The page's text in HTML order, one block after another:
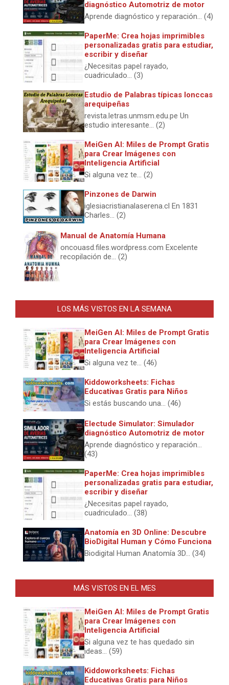
diagnóstico Automotriz de motor
Aprende diagnóstico y reparación... (4)
PaperMe: Crea hojas imprimibles
personalizadas gratis para estudiar,
escribir y diseñar
¿Necesitas papel rayado,
cuadriculado... (3)
Estudio de Palabras típicas lonccas
arequipeñas
revista.letras.unmsm.edu.pe Un
estudio interesante... (2)
MeiGen AI: Miles de Prompt Gratis
para Crear Imágenes con
Inteligencia Artificial
Si alguna vez te... (2)
Pinzones de Darwin
iglesiacristianalaserena.cl En 1831
Charles... (2)
Manual de Anatomía Humana
oncouasd.files.wordpress.com Excelente
recopilación de... (2)
LOS MÁS VISTOS EN LA SEMANA
MeiGen AI: Miles de Prompt Gratis
para Crear Imágenes con
Inteligencia Artificial
Si alguna vez te... (46)
Kiddoworksheets: Fichas
Educativas Gratis para Niños
Si estás buscando una... (46)
Electude Simulator: Simulador
diagnóstico Automotriz de motor
Aprende diagnóstico y reparación...
(43)
PaperMe: Crea hojas imprimibles
personalizadas gratis para estudiar,
escribir y diseñar
¿Necesitas papel rayado,
cuadriculado... (38)
Anatomía en 3D Online: Descubre
BioDigital Human y Cómo Funciona
Biodigital Human Anatomía 3D... (34)
MÁS VISTOS EN EL MES
MeiGen AI: Miles de Prompt Gratis
para Crear Imágenes con
Inteligencia Artificial
Si alguna vez te has quedado sin
ideas... (59)
Kiddoworksheets: Fichas
Educativas Gratis para Niños